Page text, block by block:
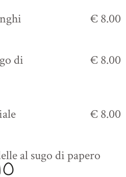
€ 8.00
di € 8.00
€ 8.00
al sugo di papero